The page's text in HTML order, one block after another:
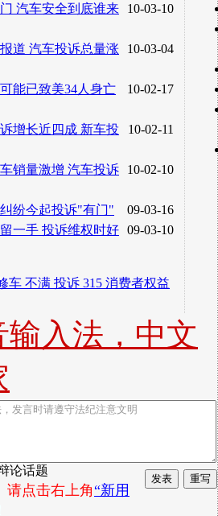
10-03-10
汽车安全到底谁来
10-03-04
道 汽车投诉总量涨
10-02-17
能已致美34人身亡
10-02-11
增长近四成 新车投
10-02-10
销量激增 汽车投诉
09-03-16
纷今起投诉"有门"
09-03-10
一手 投诉维权时好
车 不满 投诉 315 消费者权益
入法，中文
论话题
请点击右上角“新用